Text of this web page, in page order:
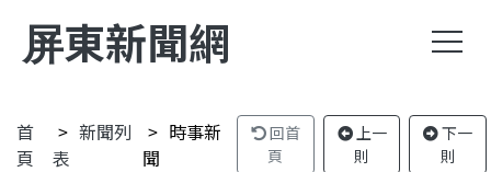
屏東新聞網
首
頁
新聞列
表
時事新
聞
回首
頁
上一
則
下一
則